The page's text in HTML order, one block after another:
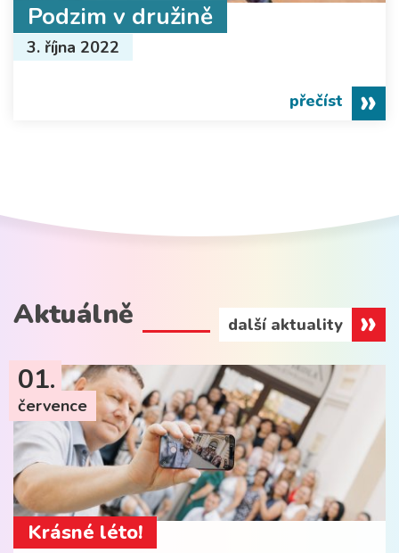
Podzim v družině
3. října 2022
přečíst
Aktuálně další aktuality
Krásné léto!
01.
července